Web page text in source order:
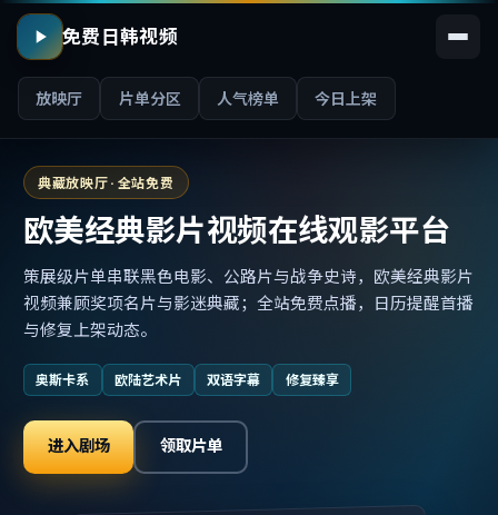
免费日韩视频
放映厅 片单分区 人气榜单 今日上架
典藏放映厅 · 全站免费
欧美经典影片视频在线观影平台
策展级片单串联黑色电影、公路片与战争史诗，欧美经典影片
视频兼顾奖项名片与影迷典藏；全站免费点播，日历提醒首播
与修复上架动态。
奥斯卡系 欧陆艺术片 双语字幕 修复臻享
进入剧场 领取片单